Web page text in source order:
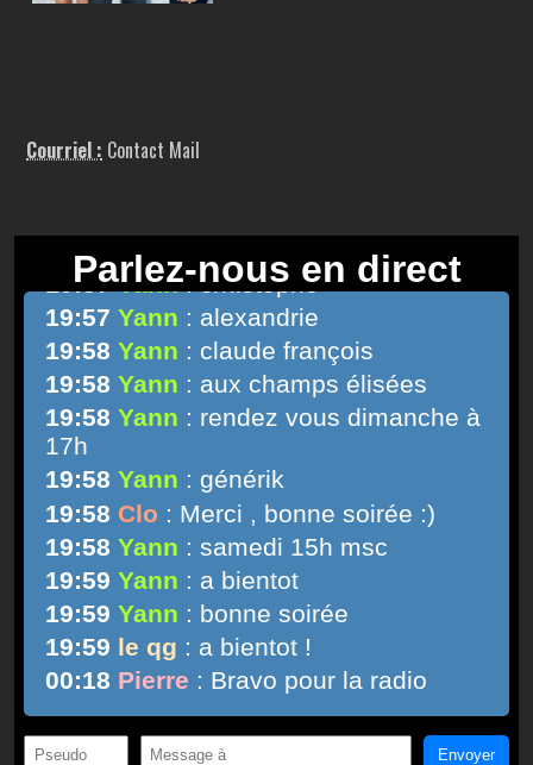
Courriel : Contact Mail